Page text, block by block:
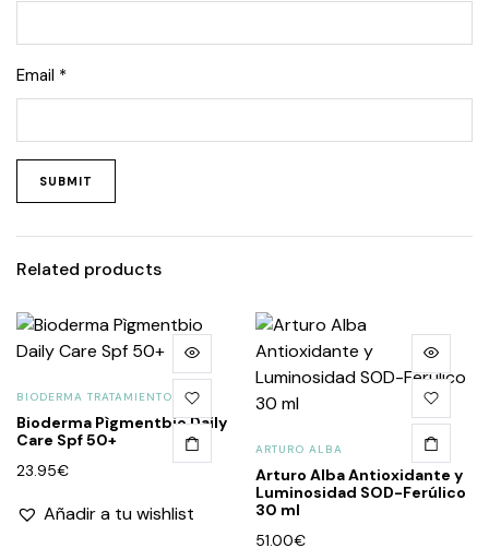
Email *
Related products
BIODERMA TRATAMIENTO
Bioderma Pìgmentbio Daily
Care Spf 50+
23.95€
Añadir a tu wishlist
ARTURO ALBA
Arturo Alba Antioxidante y
Luminosidad SOD-Ferúlico
30 ml
51.00€